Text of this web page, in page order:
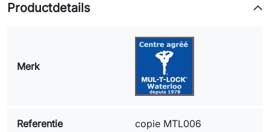
Productdetails
Merk
Referentie copie MTL006